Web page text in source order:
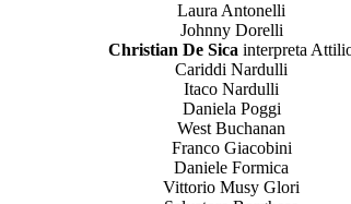
Laura Antonelli
Johnny Dorelli
Christian De Sicainterpreta
Cariddi Nardulli
Itaco Nardulli
Daniela Poggi
West Buchanan
Franco Giacobini
Daniele Formica
Vittorio Musy Glori